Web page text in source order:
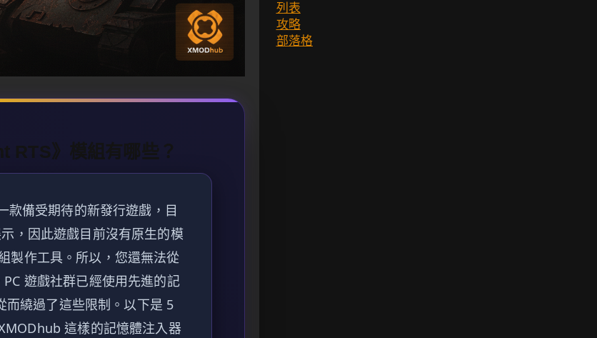
RTS》模組有哪些？
款備受期待的新發行遊戲，目
，因此遊戲目前沒有原生的模
製作工具。所以，您還無法從
遊戲社群已經使用先進的記
而繞過了這些限制。以下是 5
這樣的記憶體注入器
列表
攻略
部落格